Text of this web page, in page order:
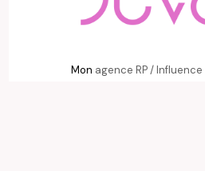
Mon agence RP / Influence